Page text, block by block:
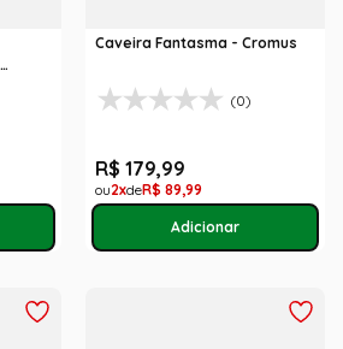
Caveira Fantasma - Cromus
(0)
R$ 179,99
2 R$ 89,99